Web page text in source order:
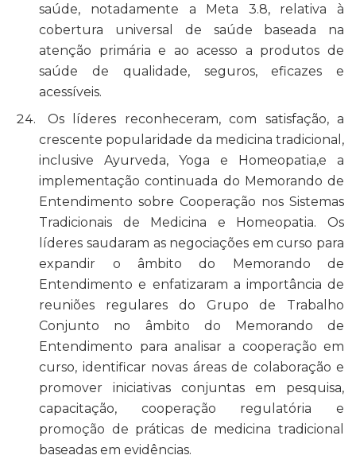
saúde, notadamente a Meta 3.8, relativa à
cobertura universal de saúde baseada na
atenção primária e ao acesso a produtos de
saúde de qualidade, seguros, eficazes e
acessíveis.
Os líderes reconheceram, com satisfação, a
crescente popularidade da medicina tradicional,
inclusive Ayurveda, Yoga e Homeopatia,e a
implementação continuada do Memorando de
Entendimento sobre Cooperação nos Sistemas
Tradicionais de Medicina e Homeopatia. Os
líderes saudaram as negociações em curso para
expandir o âmbito do Memorando de
Entendimento e enfatizaram a importância de
reuniões regulares do Grupo de Trabalho
Conjunto no âmbito do Memorando de
Entendimento para analisar a cooperação em
curso, identificar novas áreas de colaboração e
promover iniciativas conjuntas em pesquisa,
capacitação, cooperação regulatória e
promoção de práticas de medicina tradicional
baseadas em evidências.